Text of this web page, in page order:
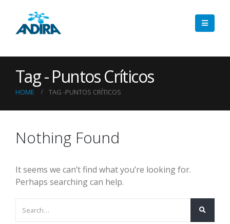
Tag - Puntos Críticos
HOME TAG -PUNTOS CRÍTICOS
Nothing Found
It seems we can’t find what you’re looking for.
Perhaps searching can help.